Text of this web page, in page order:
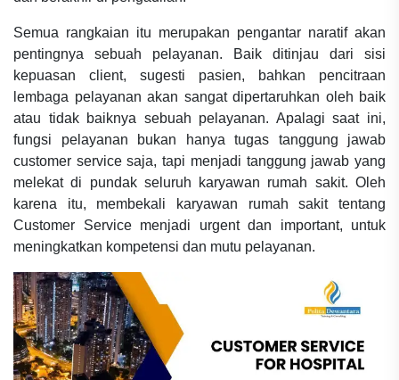
Semua rangkaian itu merupakan pengantar naratif akan
pentingnya sebuah pelayanan. Baik ditinjau dari sisi
kepuasan client, sugesti pasien, bahkan pencitraan
lembaga pelayanan akan sangat dipertaruhkan oleh baik
atau tidak baiknya sebuah pelayanan. Apalagi saat ini,
fungsi pelayanan bukan hanya tugas tanggung jawab
customer service saja, tapi menjadi tanggung jawab yang
melekat di pundak seluruh karyawan rumah sakit. Oleh
karena itu, membekali karyawan rumah sakit tentang
Customer Service menjadi urgent dan important, untuk
meningkatkan kompetensi dan mutu pelayanan.